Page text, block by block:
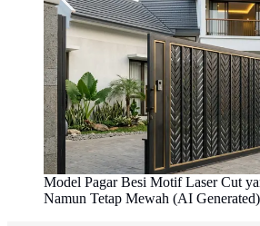
Model Pagar Besi Motif Laser Cut
Namun Tetap Mewah (AI Generated)